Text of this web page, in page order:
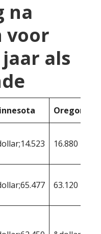
na
voor
als
Oregon
16.880
63.120